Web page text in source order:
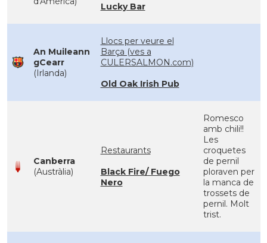
Lucky Bar
An Muileann
gCearr
(Irlanda)
Llocs per veure el
Barça (ves a
CULERSALMON.com)
Old Oak Irish Pub
Canberra
(Austràlia)
Restaurants
Black Fire/ Fuego
Nero
Romesco
amb chili!!
Les
croquetes
de pernil
ploraven per
la manca de
trossets de
pernil. Molt
trist.